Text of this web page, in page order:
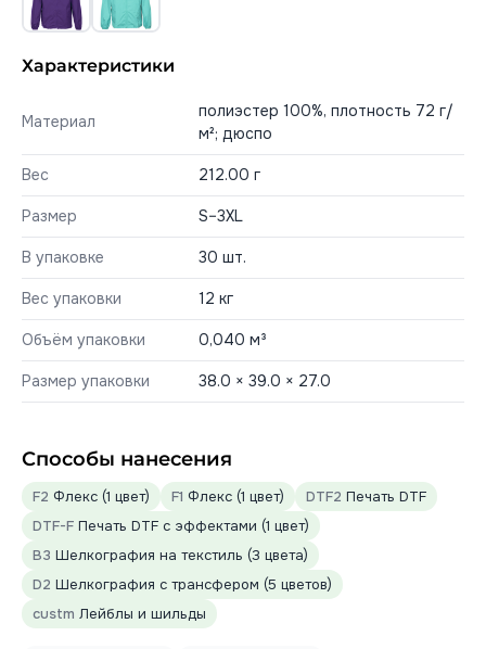
Характеристики
Материал
полиэстер 100%, плотность 72 г/
м²; дюспо
Вес 212.00 г
Размер S–3XL
В упаковке 30 шт.
Вес упаковки 12 кг
Объём упаковки 0,040 м³
Размер упаковки 38.0 × 39.0 × 27.0
Способы нанесения
F2 Флекс (1 цвет) F1 Флекс (1 цвет) DTF2 Печать DTF
DTF-F Печать DTF с эффектами (1 цвет)
B3 Шелкография на текстиль (3 цвета)
D2 Шелкография с трансфером (5 цветов)
custm Лейблы и шильды